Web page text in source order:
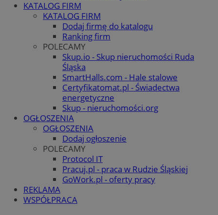
KATALOG FIRM
KATALOG FIRM
Dodaj firmę do katalogu
Ranking firm
POLECAMY
Skup.io - Skup nieruchomości Ruda
Śląska
SmartHalls.com - Hale stalowe
Certyfikatomat.pl - Świadectwa
energetyczne
Skup - nieruchomości.org
OGŁOSZENIA
OGŁOSZENIA
Dodaj ogłoszenie
POLECAMY
Protocol IT
Pracuj.pl - praca w Rudzie Śląskiej
GoWork.pl - oferty pracy
REKLAMA
WSPÓŁPRACA